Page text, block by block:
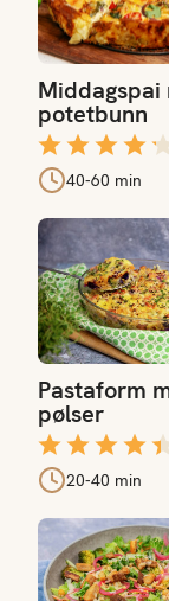
Middagspai
potetbunn
40-60 min
Pastaform
pølser
20-40 min
Pastaform med
Brokkolisalat